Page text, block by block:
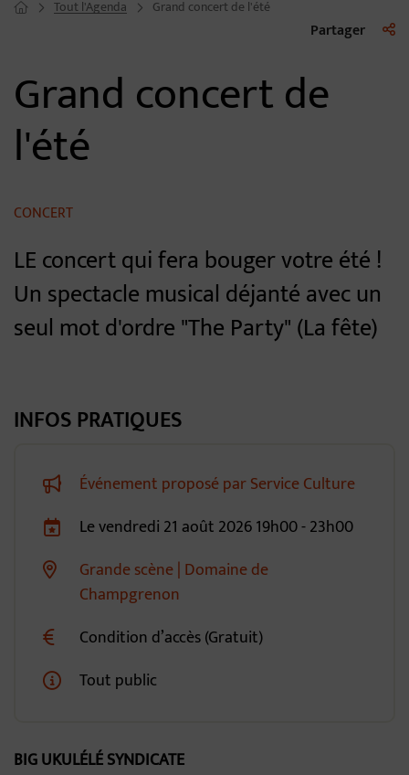
Page d'accueil du site
Tout l'Agenda Grand concert de l'été
Partager
Grand concert de
l'été
CONCERT
LE concert qui fera bouger votre été !
Un spectacle musical déjanté avec un
seul mot d'ordre "The Party" (La fête)
INFOS PRATIQUES
Événement proposé par Service Culture
Dates de planification
Levendredi 21 août 202619h00 - 23h00
Lieu alternatif
Grande scène | Domaine de
Champgrenon
Condition d’accès (Gratuit)
Tout public
BIG UKULÉLÉ SYNDICATE